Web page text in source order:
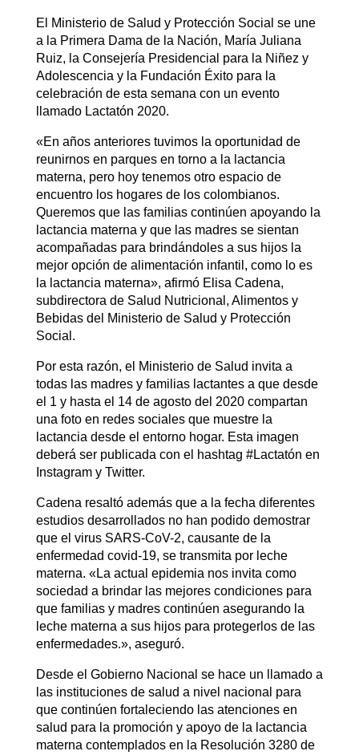
El Ministerio de Salud y Protección Social se une
a la Primera Dama de la Nación, María Juliana
Ruiz, la Consejería Presidencial para la Niñez y
Adolescencia y la Fundación Éxito para la
celebración de esta semana con un evento
llamado Lactatón 2020.
«En años anteriores tuvimos la oportunidad de
reunirnos en parques en torno a la lactancia
materna, pero hoy tenemos otro espacio de
encuentro los hogares de los colombianos.
Queremos que las familias continúen apoyando la
lactancia materna y que las madres se sientan
acompañadas para brindándoles a sus hijos la
mejor opción de alimentación infantil, como lo es
la lactancia materna», afirmó Elisa Cadena,
subdirectora de Salud Nutricional, Alimentos y
Bebidas del Ministerio de Salud y Protección
Social.
Por esta razón, el Ministerio de Salud invita a
todas las madres y familias lactantes a que desde
el 1 y hasta el 14 de agosto del 2020 compartan
una foto en redes sociales que muestre la
lactancia desde el entorno hogar. Esta imagen
deberá ser publicada con el hashtag #Lactatón en
Instagram y Twitter.
Cadena resaltó además que a la fecha diferentes
estudios desarrollados no han podido demostrar
que el virus SARS-CoV-2, causante de la
enfermedad covid-19, se transmita por leche
materna. «La actual epidemia nos invita como
sociedad a brindar las mejores condiciones para
que familias y madres continúen asegurando la
leche materna a sus hijos para protegerlos de las
enfermedades.», aseguró.
Desde el Gobierno Nacional se hace un llamado a
las instituciones de salud a nivel nacional para
que continúen fortaleciendo las atenciones en
salud para la promoción y apoyo de la lactancia
materna contemplados en la Resolución 3280 de